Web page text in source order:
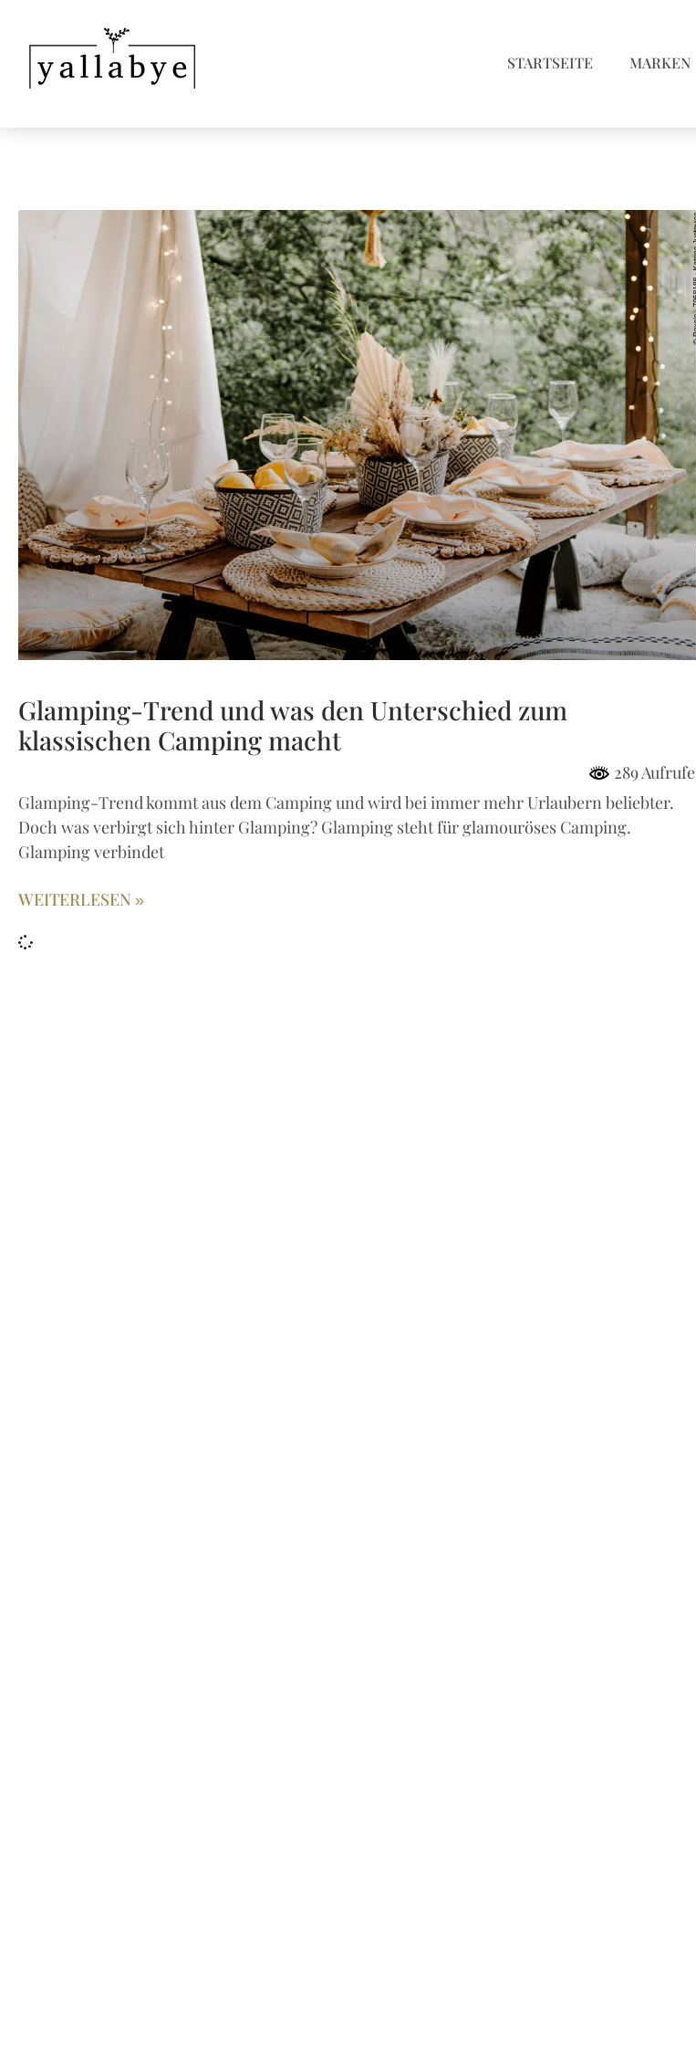
STARTSEITE MARKEN
Glamping-Trend und was den Unterschied zum
klassischen Camping macht
289 Aufrufe
Glamping-Trend kommt aus dem Camping und wird bei immer mehr Urlaubern beliebter.
Doch was verbirgt sich hinter Glamping? Glamping steht für glamouröses Camping.
Glamping verbindet
WEITERLESEN »